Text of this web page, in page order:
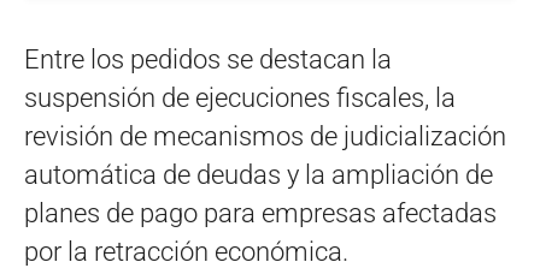
Entre los pedidos se destacan la
suspensión de ejecuciones fiscales, la
revisión de mecanismos de judicialización
automática de deudas y la ampliación de
planes de pago para empresas afectadas
por la retracción económica.